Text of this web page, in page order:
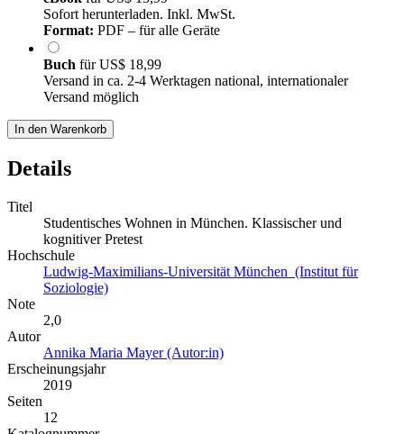
Sofort herunterladen. Inkl. MwSt.
Format: PDF – für alle Geräte
Buch fürUS$ 18,99
Versand in ca. 2-4 Werktagen national, internationaler
Versand möglich
In den Warenkorb
Details
Titel
Studentisches Wohnen in München. Klassischer und
kognitiver Pretest
Hochschule
Ludwig-Maximilians-Universität München (Institut für
Soziologie)
Note
2,0
Autor
Annika Maria Mayer (Autor:in)
Erscheinungsjahr
2019
Seiten
12